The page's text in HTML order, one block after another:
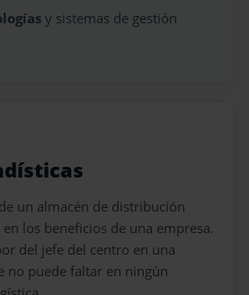
y sistemas de gestión
un almacén de distribución
los beneficios de una empresa.
del jefe del centro en una
no puede faltar en ningún